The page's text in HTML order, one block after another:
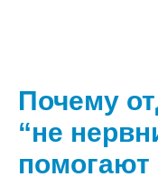
Почему
“не
помогают